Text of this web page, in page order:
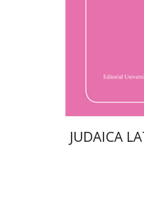
JUDAICA